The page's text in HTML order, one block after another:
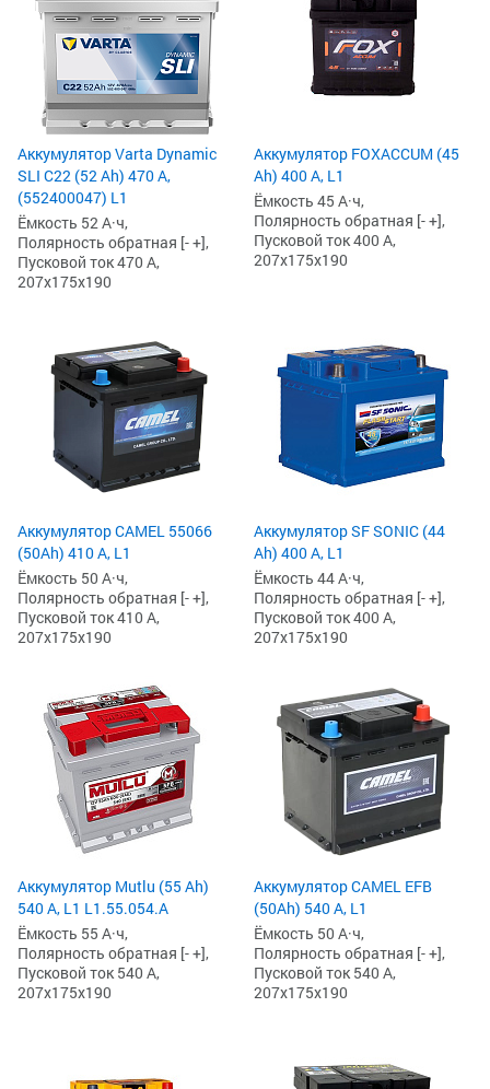
Аккумулятор Varta Dynamic
SLI C22 (52 Ah) 470 А,
(552400047) L1
Ёмкость 52 А·ч,
Полярность обратная [- +],
Пусковой ток 470 А,
207x175x190
Аккумулятор FOXACCUM (45
Ah) 400 А, L1
Ёмкость 45 А·ч,
Полярность обратная [- +],
Пусковой ток 400 А,
207x175x190
Аккумулятор CAMEL 55066
(50Ah) 410 А, L1
Ёмкость 50 А·ч,
Полярность обратная [- +],
Пусковой ток 410 А,
207x175x190
Аккумулятор SF SONIC (44
Ah) 400 А, L1
Ёмкость 44 А·ч,
Полярность обратная [- +],
Пусковой ток 400 А,
207x175x190
Аккумулятор Mutlu (55 Ah)
540 А, L1 L1.55.054.A
Ёмкость 55 А·ч,
Полярность обратная [- +],
Пусковой ток 540 А,
207x175x190
Аккумулятор CAMEL EFB
(50Ah) 540 А, L1
Ёмкость 50 А·ч,
Полярность обратная [- +],
Пусковой ток 540 А,
207x175x190